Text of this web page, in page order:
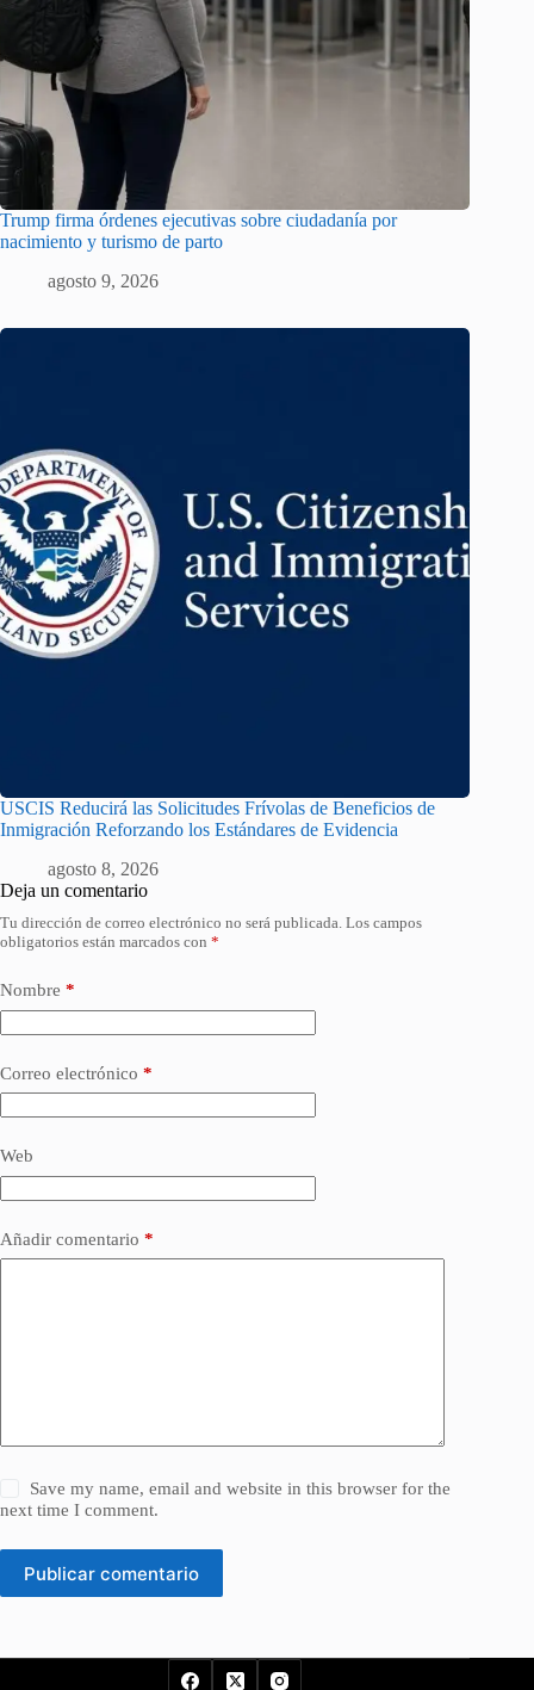
Trump firma órdenes ejecutivas sobre ciudadanía por
nacimiento y turismo de parto
agosto 9, 2026
USCIS Reducirá las Solicitudes Frívolas de Beneficios de
Inmigración Reforzando los Estándares de Evidencia
agosto 8, 2026
Deja un comentario
Tu dirección de correo electrónico no será publicada. Los campos
obligatorios están marcados con *
Nombre *
Correo electrónico *
Web
Añadir comentario *
Save my name, email and website in this browser for the
next time I comment.
Publicar comentario